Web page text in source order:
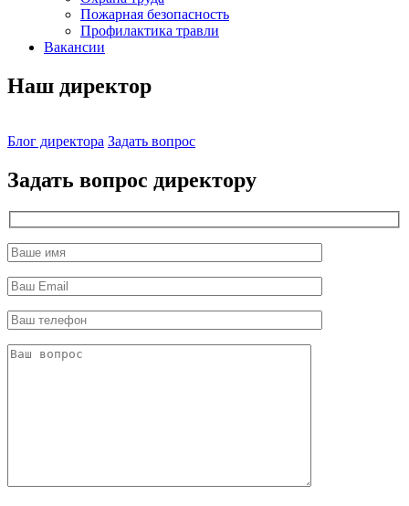
Пожарная безопасность
Профилактика травли
Вакансии
Наш директор
Блог директора Задать вопрос
Задать вопрос директору